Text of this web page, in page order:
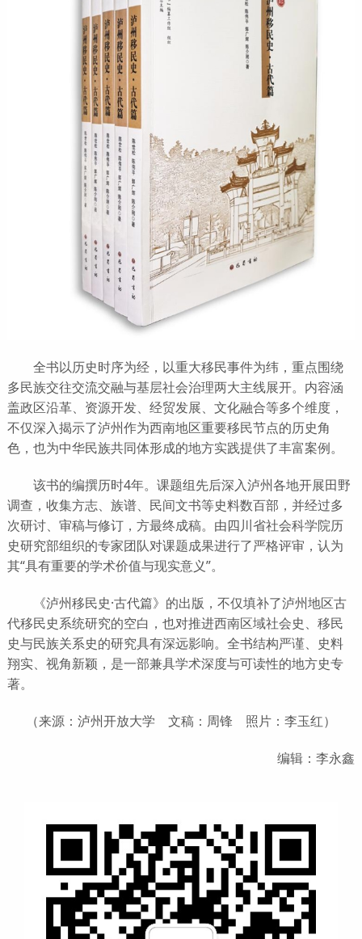
全书以历史时序为经，以重大移民事件为纬，重点围绕
多民族交往交流交融与基层社会治理两大主线展开。内容涵
盖政区沿革、资源开发、经贸发展、文化融合等多个维度，
不仅深入揭示了泸州作为西南地区重要移民节点的历史角
色，也为中华民族共同体形成的地方实践提供了丰富案例。
该书的编撰历时4年。课题组先后深入泸州各地开展田野
调查，收集方志、族谱、民间文书等史料数百部，并经过多
次研讨、审稿与修订，方最终成稿。由四川省社会科学院历
史研究部组织的专家团队对课题成果进行了严格评审，认为
其“具有重要的学术价值与现实意义”。
《泸州移民史·古代篇》的出版，不仅填补了泸州地区古
代移民史系统研究的空白，也对推进西南区域社会史、移民
史与民族关系史的研究具有深远影响。全书结构严谨、史料
翔实、视角新颖，是一部兼具学术深度与可读性的地方史专
著。
（来源：泸州开放大学 文稿：周锋 照片：李玉红）
编辑：李永鑫